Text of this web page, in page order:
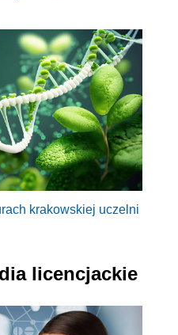
krakowskiej uczelni
licencjackie